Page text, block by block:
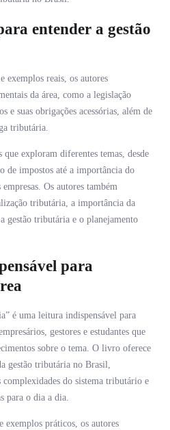
entender a gestão
exemplos reais, os autores
da área, como a legislação
e suas obrigações acessórias, além de
tributária.
exploram diferentes temas, desde
de impostos até a importância do
Os autores também
tributária, a importância da
gestão tributária e o planejamento
para
é uma leitura indispensável para
gestores e estudantes que
sobre o tema. O livro oferece
gestão tributária no Brasil,
complexidades do sistema tributário e
para o dia a dia.
exemplos práticos, os autores